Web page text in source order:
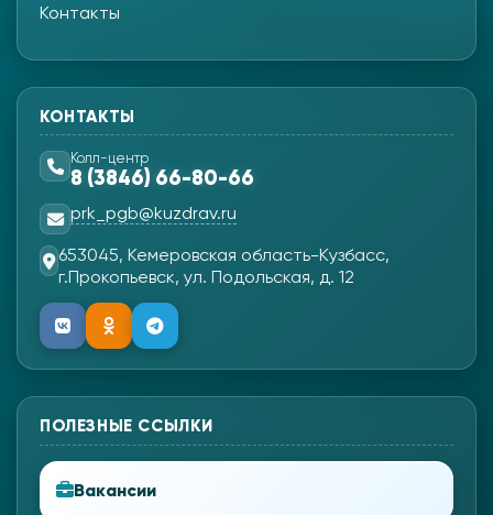
Контакты
КОНТАКТЫ
Колл-центр
8 (3846) 66-80-66
prk_pgb@kuzdrav.ru
653045, Кемеровская область-Кузбасс,
г.Прокопьевск, ул. Подольская, д. 12
ПОЛЕЗНЫЕ ССЫЛКИ
Вакансии